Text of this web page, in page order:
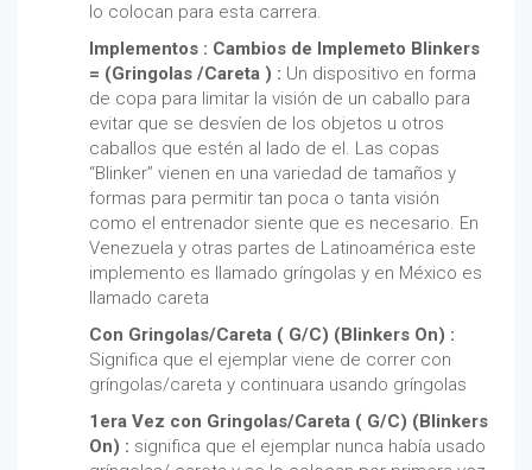
lo colocan para esta carrera.
Implementos : Cambios de Implemeto Blinkers
= (Gringolas /Careta ) : Un dispositivo en forma
de copa para limitar la visión de un caballo para
evitar que se desvíen de los objetos u otros
caballos que estén al lado de el. Las copas
“Blinker” vienen en una variedad de tamaños y
formas para permitir tan poca o tanta visión
como el entrenador siente que es necesario. En
Venezuela y otras partes de Latinoamérica este
implemento es llamado gríngolas y en México es
llamado careta
Con Gringolas/Careta ( G/C) (Blinkers On) :
Significa que el ejemplar viene de correr con
gríngolas/careta y continuara usando gríngolas
1era Vez con Gringolas/Careta ( G/C) (Blinkers
On) : significa que el ejemplar nunca había usado